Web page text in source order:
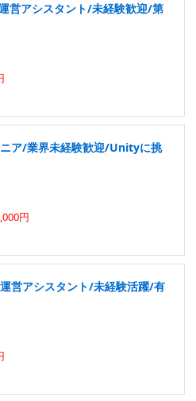
営アシスタント/未経験歓迎/第
ア/業界未経験歓迎/Unityに挑
円
営アシスタント/未経験活躍/有